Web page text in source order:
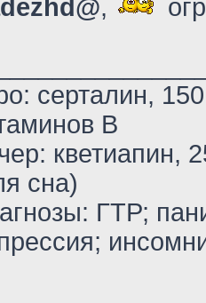
,
серталин,
В
кветиапин,
сна)
ГТР;